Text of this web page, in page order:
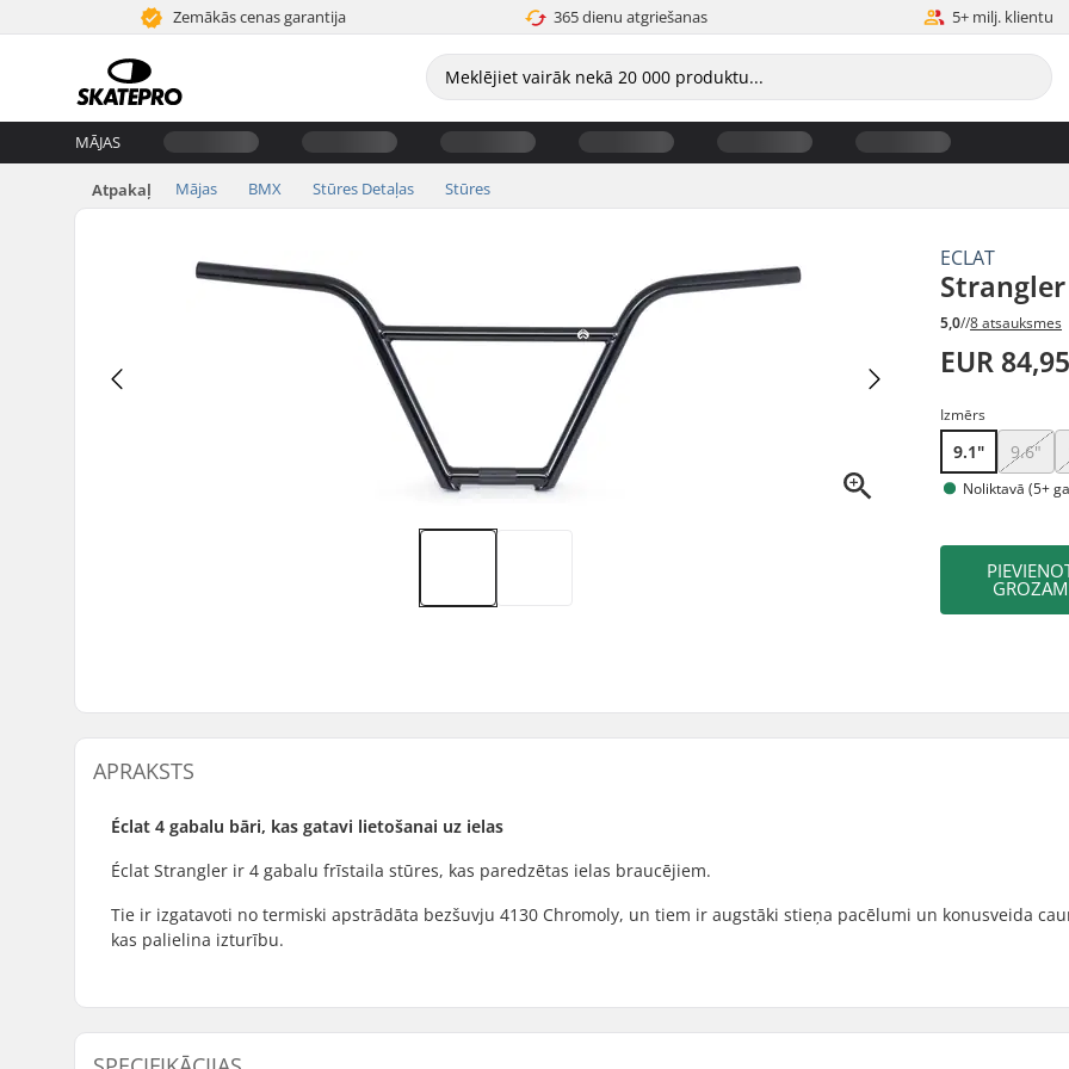
Zemākās cenas garantija 365 dienu atgriešanas 5+ milj. klientu
MĀJAS
Atpakaļ Mājas BMX Stūres Detaļas Stūres
ECLAT
5,0//8 atsauksmes
EUR 84,95
Izmērs
9.1" 9.6"
Noliktavā (5+
GROZAM
APRAKSTS
Éclat 4 gabalu bāri, kas gatavi lietošanai uz ielas
Éclat Strangler ir 4 gabalu frīstaila stūres, kas paredzētas ielas braucējiem.
Tie ir izgatavoti no termiski apstrādāta bezšuvju 4130 Chromoly, un tiem ir augstāki stieņa pacēlumi un konusveida
kas palielina izturību.